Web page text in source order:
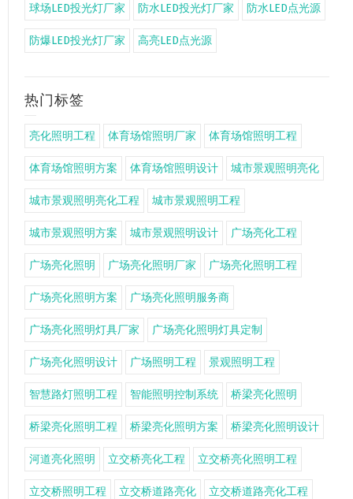
球场LED投光灯厂家 防水LED投光灯厂家 防水LED点光源
防爆LED投光灯厂家 高亮LED点光源
热门标签
亮化照明工程 体育场馆照明厂家 体育场馆照明工程
体育场馆照明方案 体育场馆照明设计 城市景观照明亮化
城市景观照明亮化工程 城市景观照明工程
城市景观照明方案 城市景观照明设计 广场亮化工程
广场亮化照明 广场亮化照明厂家 广场亮化照明工程
广场亮化照明方案 广场亮化照明服务商
广场亮化照明灯具厂家 广场亮化照明灯具定制
广场亮化照明设计 广场照明工程 景观照明工程
智慧路灯照明工程 智能照明控制系统 桥梁亮化照明
桥梁亮化照明工程 桥梁亮化照明方案 桥梁亮化照明设计
河道亮化照明 立交桥亮化工程 立交桥亮化照明工程
立交桥照明工程 立交桥道路亮化 立交桥道路亮化工程